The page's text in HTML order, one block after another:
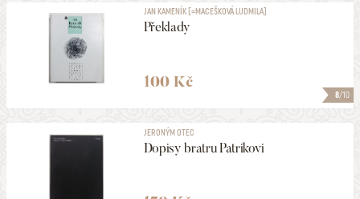
8/10
JAN KAMENÍK [=MACEŠKOVÁ LUDMILA]
Překlady
100 Kč
JERONÝM OTEC
Dopisy bratru Patrikovi